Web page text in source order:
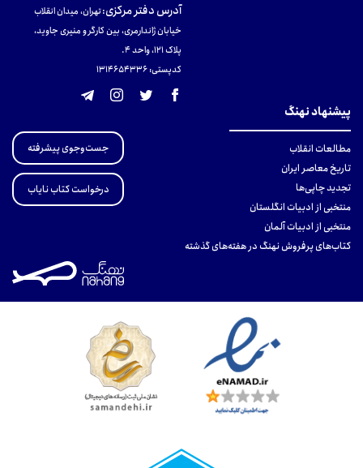
آدرس دفتر مرکزی:تهران، میدان انقلاب
خیابان ژاندارمری، بین کارگر و منیری جاوید،
پلاک 121، واحد ۴.
کدپستی: 131465433۶
پیشنهاد نهنگ
مطالعات انقلاب
تاریخ معاصر ایران
تجدید چاپی‌ها
منتخبی از ادبیات انگلستان
منتخبی از ادبیات آلمان
کتاب‌های پرفروش نهنگ در هفته‌های گذشته
جست‌وجوی پیشرفته
درخواست کتاب نایاب